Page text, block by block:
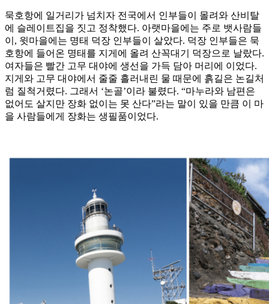
묵호항에 일거리가 넘치자 전국에서 인부들이 몰려와 산비탈
에 슬레이트집을 짓고 정착했다. 아랫마을에는 주로 뱃사람들
이, 윗마을에는 명태 덕장 인부들이 살았다. 덕장 인부들은 묵
호항에 들어온 명태를 지게에 올려 산꼭대기 덕장으로 날랐다.
여자들은 빨간 고무 대야에 생선을 가득 담아 머리에 이었다.
지게와 고무 대야에서 줄줄 흘러내린 물 때문에 흙길은 논길처
럼 질척거렸다. 그래서 ‘논골’이라 불렸다. “마누라와 남편은
없어도 살지만 장화 없이는 못 산다”라는 말이 있을 만큼 이 마
을 사람들에게 장화는 생필품이었다.